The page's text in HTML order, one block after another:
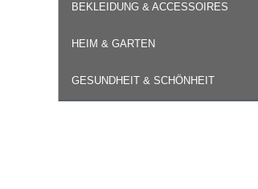
BEKLEIDUNG & ACCESSOIRES
HEIM & GARTEN
GESUNDHEIT & SCHÖNHEIT